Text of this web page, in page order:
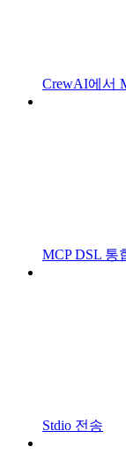
CrewAI에서
MCP DSL 통
Stdio 전송